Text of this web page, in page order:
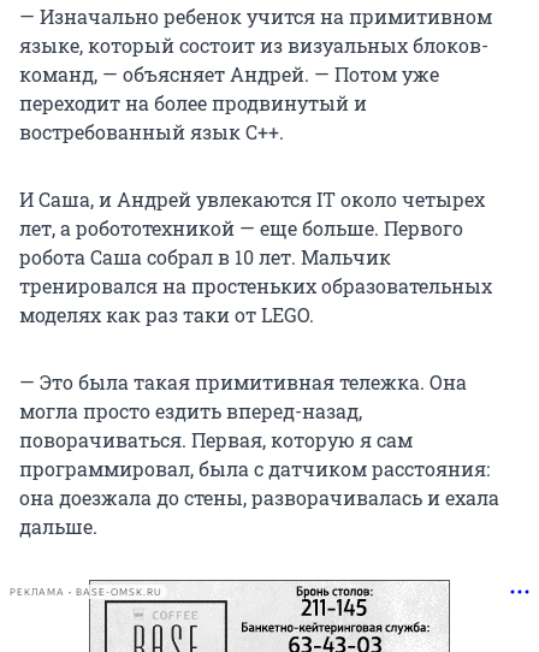
— Изначально ребенок учится на примитивном
языке, который состоит из визуальных блоков-
команд, — объясняет Андрей. — Потом уже
переходит на более продвинутый и
востребованный язык С++.
И Саша, и Андрей увлекаются IT около четырех
лет, а робототехникой — еще больше. Первого
робота Саша собрал в 10 лет. Мальчик
тренировался на простеньких образовательных
моделях как раз таки от LEGO.
— Это была такая примитивная тележка. Она
могла просто ездить вперед-назад,
поворачиваться. Первая, которую я сам
программировал, была с датчиком расстояния:
она доезжала до стены, разворачивалась и ехала
дальше.
РЕКЛАМА • BASE-OMSK.RU